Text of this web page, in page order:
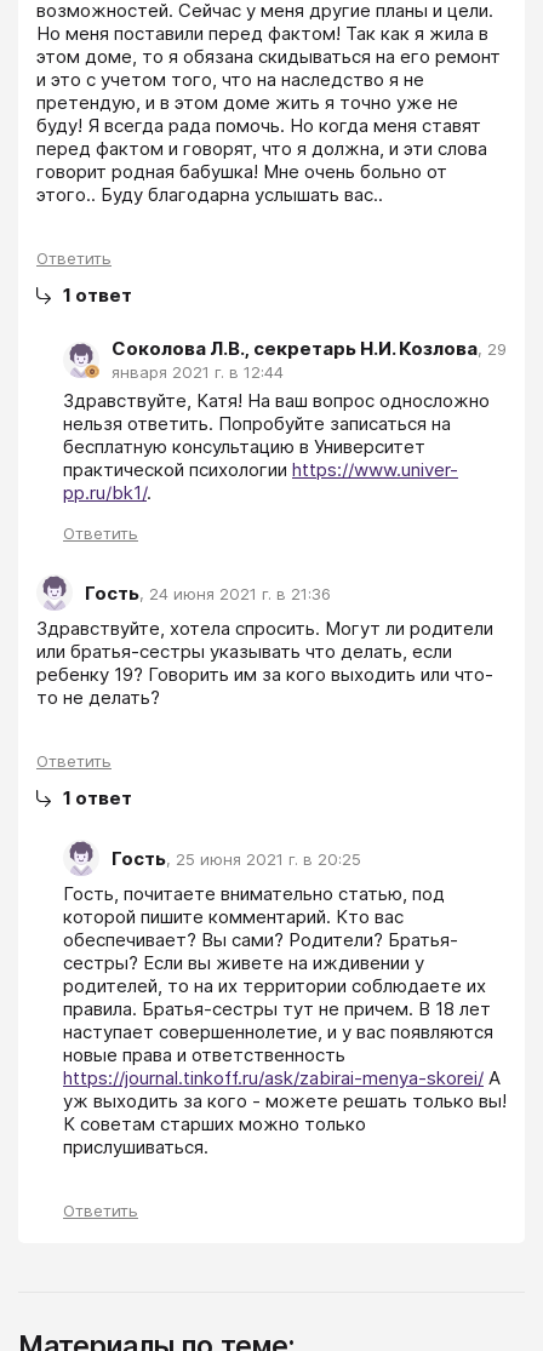
возможностей. Сейчас у меня другие планы и цели.
Но меня поставили перед фактом! Так как я жила в
этом доме, то я обязана скидываться на его ремонт
и это с учетом того, что на наследство я не
претендую, и в этом доме жить я точно уже не
буду! Я всегда рада помочь. Но когда меня ставят
перед фактом и говорят, что я должна, и эти слова
говорит родная бабушка! Мне очень больно от
этого.. Буду благодарна услышать вас..
Ответить
1 ответ
Соколова Л.В., секретарь Н.И. Козлова, 29
января 2021 г. в 12:44
Здравствуйте, Катя! На ваш вопрос односложно
нельзя ответить. Попробуйте записаться на
бесплатную консультацию в Университет
практической психологии https://www.univer-
pp.ru/bk1/.
Ответить
Гость, 24 июня 2021 г. в 21:36
Здравствуйте, хотела спросить. Могут ли родители
или братья-сестры указывать что делать, если
ребенку 19? Говорить им за кого выходить или что-
то не делать?
Ответить
1 ответ
Гость, 25 июня 2021 г. в 20:25
Гость, почитаете внимательно статью, под
которой пишите комментарий. Кто вас
обеспечивает? Вы сами? Родители? Братья-
сестры? Если вы живете на иждивении у
родителей, то на их территории соблюдаете их
правила. Братья-сестры тут не причем. В 18 лет
наступает совершеннолетие, и у вас появляются
https://journal.tinkoff.ru/ask/zabirai-menya-skorei/ А
уж выходить за кого - можете решать только вы!
К советам старших можно только
прислушиваться.
Ответить